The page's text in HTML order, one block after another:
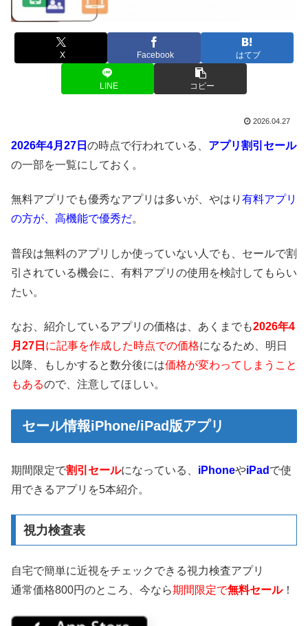
X Facebook はてブ
LINE コピー
2026.04.27
2026年4月27日 の時点で行われている、 アプリ割引セール
の一部を一覧にしておく。
無料アプリでも優秀なアプリは多いが、やはり 有料アプリ
の方が、高機能で優秀だ。
普段は無料のアプリしか使っていない人でも、セールで割
引されている機会に、有料アプリの使用を検討してもらい
たい。
なお、紹介しているアプリの価格は、あくまでも2026年4
月27日 に記事を作成した時点での価格になるため、明日
以降、もしかすると数分後には価格が変わってしまうこと
もあるので、注意してほしい。
セール情報iPhone/iPad版アプリ
期間限定で割引セールになっている、 iPhoneやiPad で使
用できるアプリを5本紹介。
視力検査表
自宅で簡単に近視をチェックできる視力検査アプリ
通常価格800円のところ、今なら期間限定で無料セール！